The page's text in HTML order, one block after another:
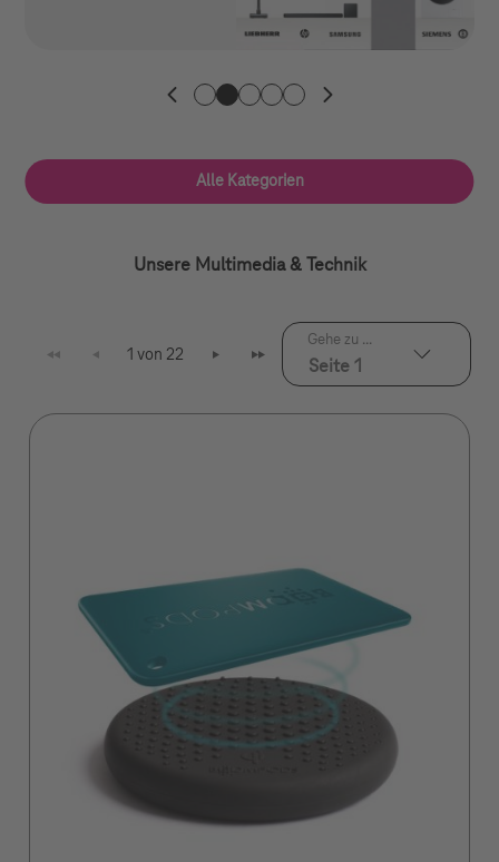
1. Kategorie
2. Kategorie
3. Kategorie
4. Kategorie
5. Kategorie
Alle Kategorien
Unsere Multimedia & Technik
1 von 22
Seite 1
Gehe zu ...